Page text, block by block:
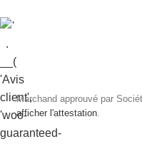
Marchand approuvé par
afficher l'attestation.